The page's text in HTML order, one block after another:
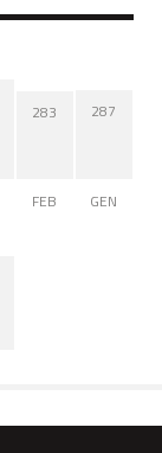
283
FEB
287
GEN